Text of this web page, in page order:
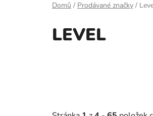
Domů / Prodávané značky /
LEVEL